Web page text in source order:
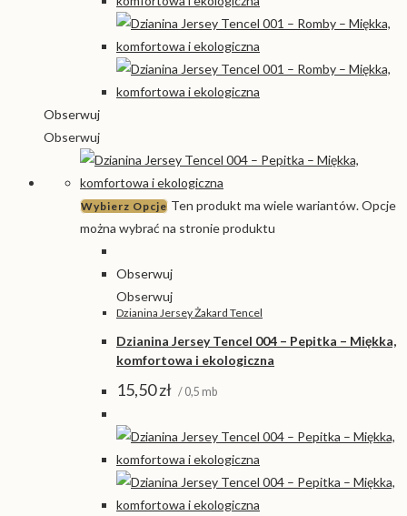
Obserwuj
Obserwuj
Wybierz Opcje Ten produkt ma wiele wariantów. Opcje
można wybrać na stronie produktu
Obserwuj
Obserwuj
Dzianina Jersey Żakard Tencel
Dzianina Jersey Tencel 004 – Pepitka – Miękka,
komfortowa i ekologiczna
15,50zł / 0,5 mb